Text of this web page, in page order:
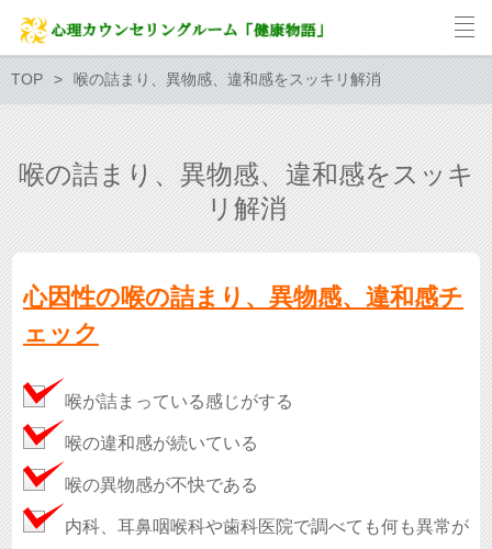
TOP 喉の詰まり、異物感、違和感をスッキリ解消
喉の詰まり、異物感、違和感をスッキ
リ解消
心因性の喉の詰まり、異物感、違和感チ
ェック
喉が詰まっている感じがする
喉の違和感が続いている
喉の異物感が不快である
内科、耳鼻咽喉科や歯科医院で調べても何も異常が